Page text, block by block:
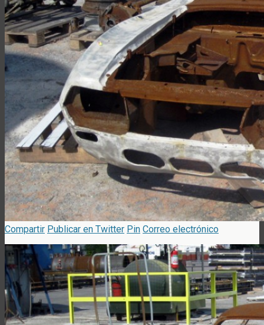
Compartir Publicar en Twitter Pin Correo electrónico